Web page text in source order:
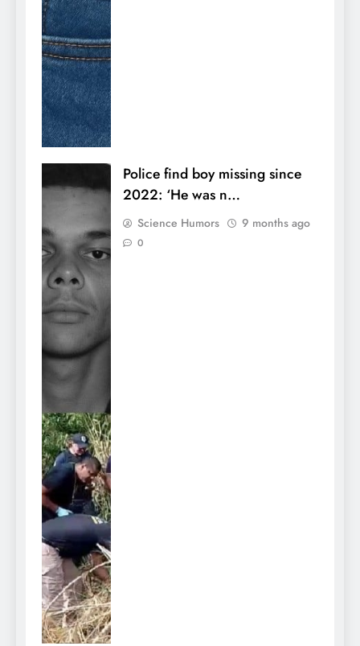
Police find boy missing since
2022: ‘He was n…
Science Humors 9 months ago
0